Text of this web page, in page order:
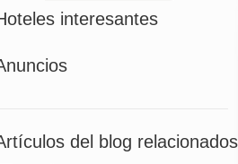
interesantes
del blog relacionados